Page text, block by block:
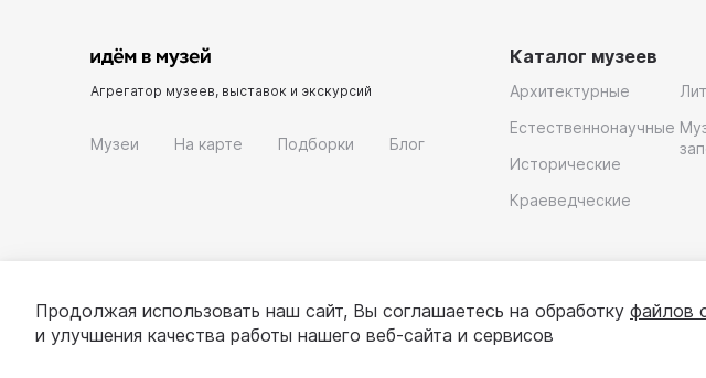
Агрегатор музеев, выставок и экскурсий
Музеи На карте Подборки Блог
Каталог музеев
Архитектурные
Естественнонаучные
Исторические
Краеведческие
Продолжая использовать наш сайт, Вы соглашаетесь на обработку файлов
и улучшения качества работы нашего веб-сайта и сервисов